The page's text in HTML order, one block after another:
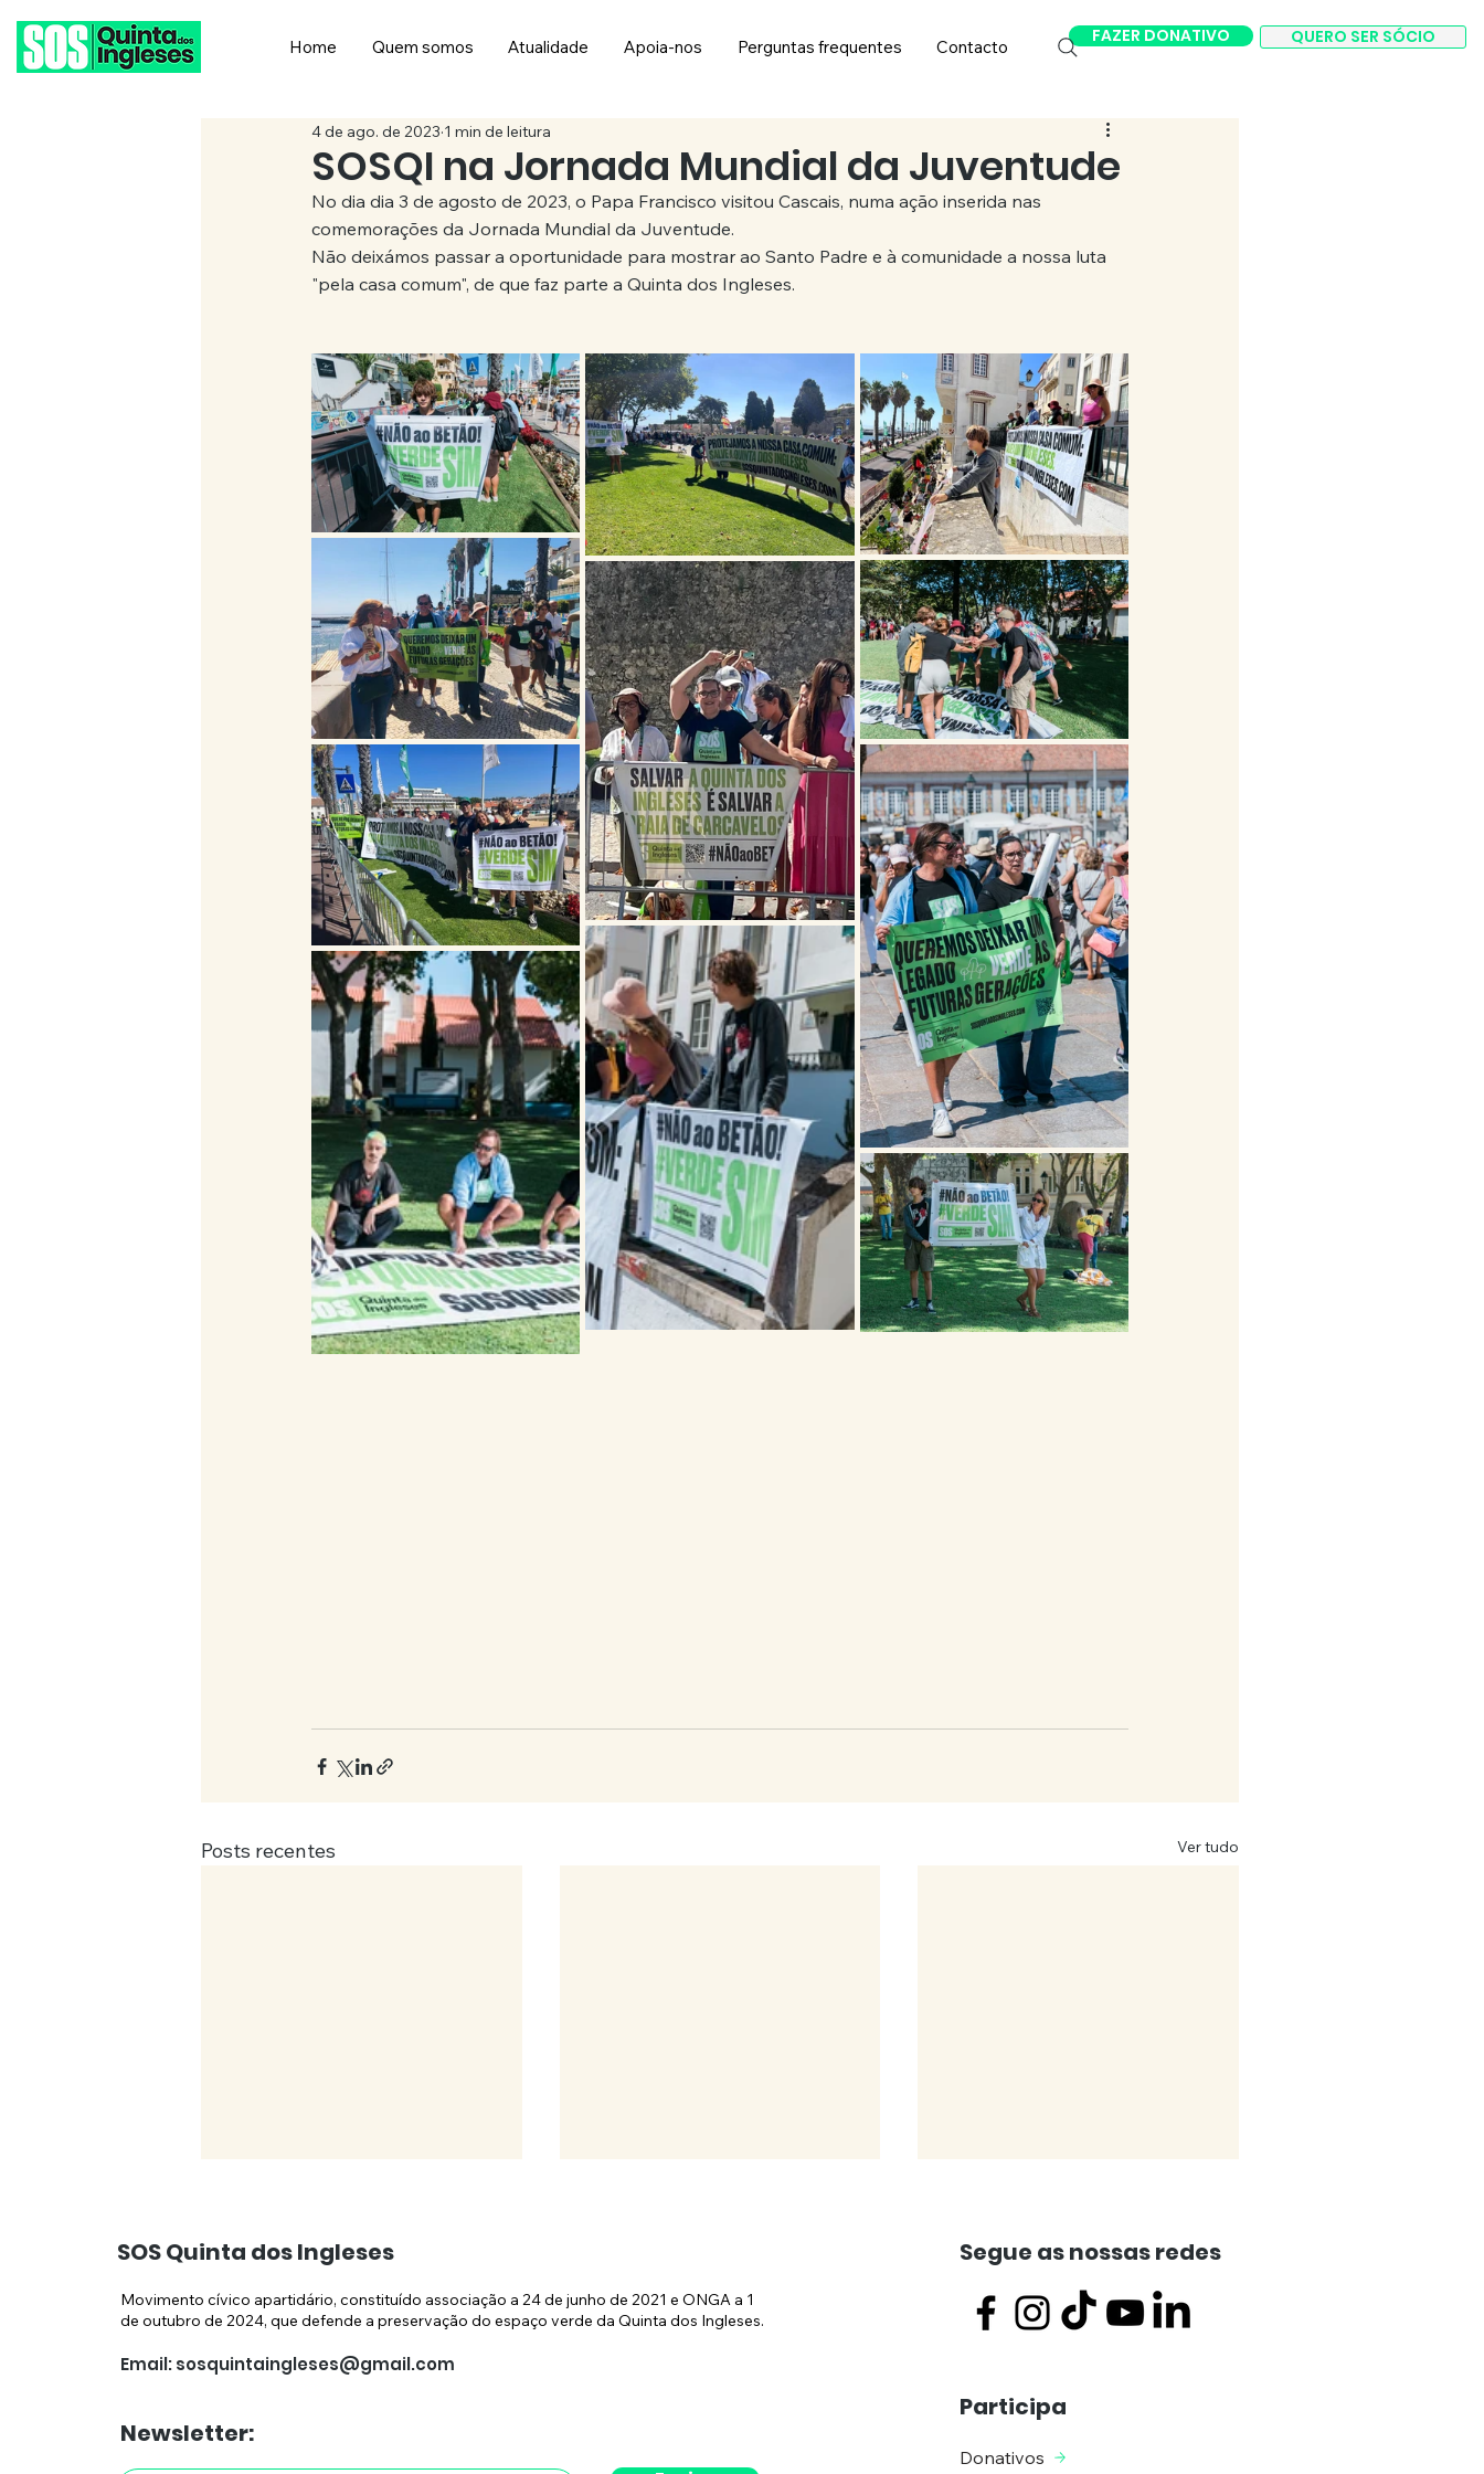
Home Quem somos Atualidade Apoia-nos Perguntas frequentes Contacto
FAZER DONATIVO QUERO SER SÓCIO
SOSQI na Jornada Mundial da Juventude
4 de ago. de 2023 1 min de leitura
No dia dia 3 de agosto de 2023, o Papa Francisco visitou Cascais, numa ação inserida nas
comemorações da Jornada Mundial da Juventude.
Não deixámos passar a oportunidade para mostrar ao Santo Padre e à comunidade a nossa luta
"pela casa comum", de que faz parte a Quinta dos Ingleses.
Posts recentes Ver tudo
CMC inicia manobra de
capote"
Público requer a
SOS Quinta dos Ingleses
Movimento cívico apartidário, constituído associação a 24 de junho de 2021 e ONGA a 1
de outubro de 2024, que defende a preservação do espaço verde da Quinta dos Ingleses.
Email:sosquintaingleses@gmail.com
Newsletter:
Segue as nossas redes
Participa
Donativos